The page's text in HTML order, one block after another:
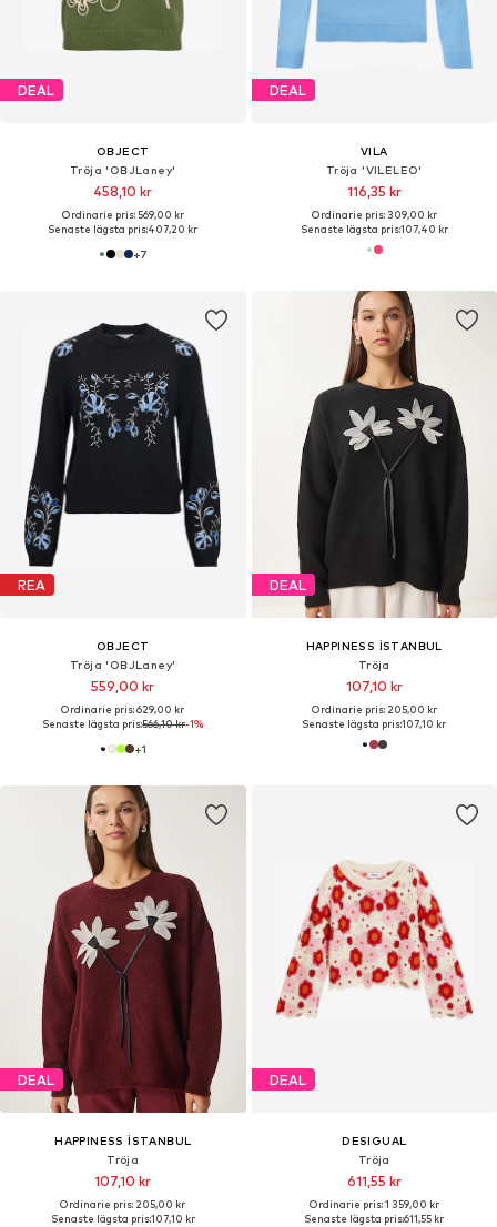
DEAL
OBJECT
Tröja 'OBJLaney'
458,10 kr
Ordinarie pris: 569,00 kr
Senaste lägsta pris:407,20 kr
+7
DEAL
VILA
Tröja 'VILELEO'
116,35 kr
Ordinarie pris: 309,00 kr
Senaste lägsta pris:107,40 kr
REA
OBJECT
Tröja 'OBJLaney'
559,00 kr
Ordinarie pris: 629,00 kr
Senaste lägsta pris:566,10 kr-1%
+1
DEAL
HAPPINESS İSTANBUL
Tröja
107,10 kr
Ordinarie pris: 205,00 kr
Senaste lägsta pris:107,10 kr
DEAL
HAPPINESS İSTANBUL
Tröja
107,10 kr
Ordinarie pris: 205,00 kr
Senaste lägsta pris:107,10 kr
DEAL
DESIGUAL
Tröja
611,55 kr
Ordinarie pris: 1 359,00 kr
Senaste lägsta pris:611,55 kr